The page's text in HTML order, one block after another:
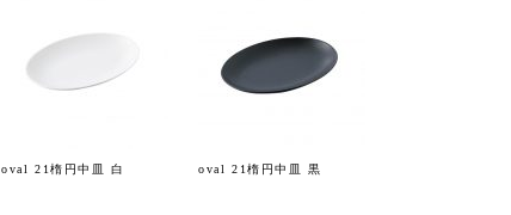
oval 21楕円中皿 白 oval 21楕円中皿 黒